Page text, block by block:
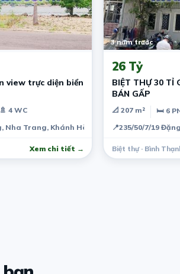
view trực diện biển
🚿 4 WC
Nha Trang, Khánh Hòa
Xem chi tiết →
3 năm trước
26 Tỷ
BIỆT THỰ 30 TỈ
BÁN GẤP
📐 207 m² 🛏 6
📍235/50/7/19
Biệt thự · Bình